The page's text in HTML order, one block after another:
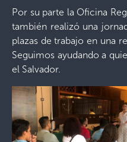
Por su parte la Oficina
también realizó una
plazas de trabajo en una
Seguimos ayudando a
el Salvador.